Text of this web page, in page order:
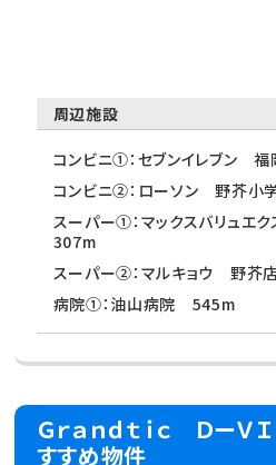
周辺施設
コンビニ①：セブンイレブン
コンビニ②：ローソン 野芥
スーパー①：マックスバリュエ
307m
スーパー②：マルキョウ 野
病院①：油山病院 545m
Ｇｒａｎｄｔｉｃ Ｄー
すすめ物件